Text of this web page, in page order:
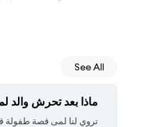
See All
ماذا بعد تحرش والد